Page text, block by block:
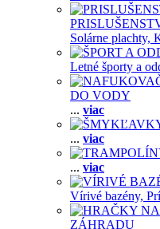
Solárne plachty,
Letné športy a
DO VODY
... viac
... viac
... viac
Vírivé bazény,
ZÁHRADU